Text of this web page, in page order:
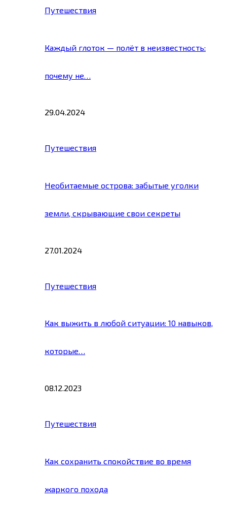
Путешествия
Каждый глоток — полёт в неизвестность:
почему не…
29.04.2024
Путешествия
Необитаемые острова: забытые уголки
земли, скрывающие свои секреты
27.01.2024
Путешествия
Как выжить в любой ситуации: 10 навыков,
которые…
08.12.2023
Путешествия
Как сохранить спокойствие во время
жаркого похода